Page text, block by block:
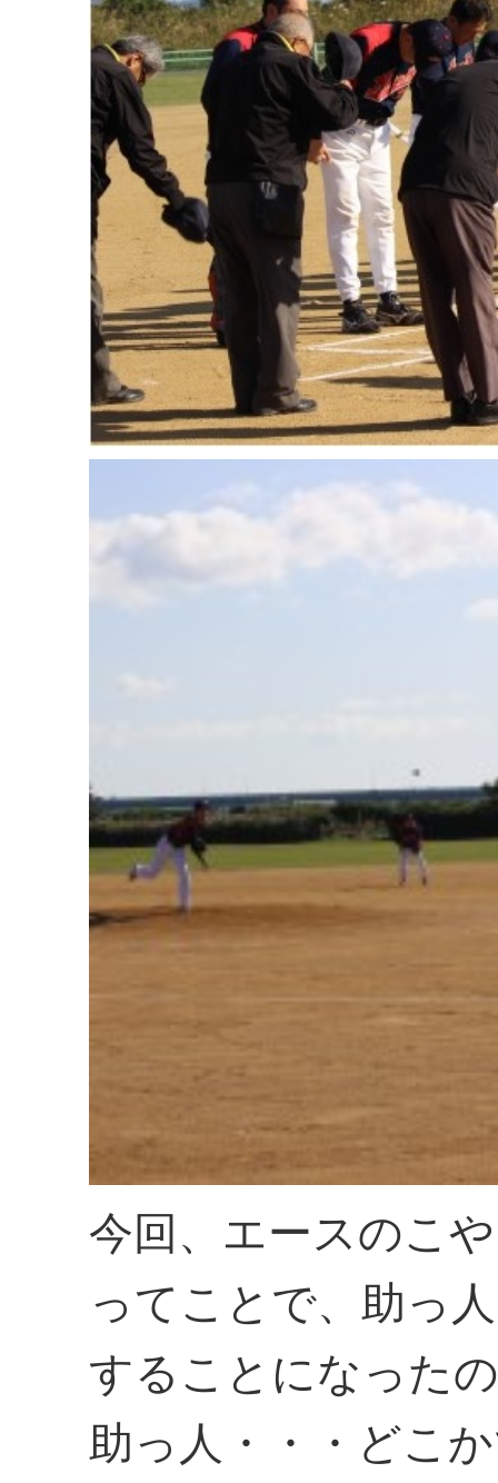
今回、エースのこ
ってことで、助っ
することになった
助っ人・・・どこ